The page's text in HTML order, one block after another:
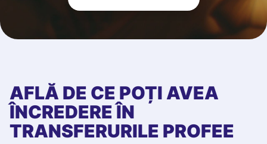
AFLĂ DE CE POȚI AVEA
ÎNCREDERE ÎN
TRANSFERURILE PROFEE